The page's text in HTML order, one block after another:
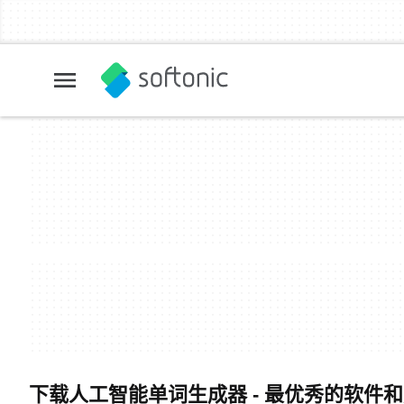
下载人工智能单词生成器 - 最优秀的软件